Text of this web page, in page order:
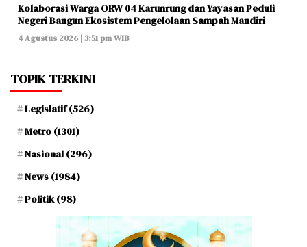
Kolaborasi Warga ORW 04 Karunrung dan Yayasan Peduli
Negeri Bangun Ekosistem Pengelolaan Sampah Mandiri
4 Agustus 2026 | 3:51 pm WIB
TOPIK TERKINI
Legislatif(526)
Metro (1301)
Nasional(296)
News (1984)
Politik(98)